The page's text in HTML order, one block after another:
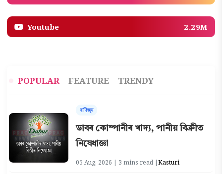
Youtube 2.29M
POPULAR FEATURE TRENDY
বাণিজ্য
ডাবৰ কোম্পানীৰ খাদ্য, পানীয় বিক্ৰীত
নিষেধাজ্ঞা
05 Aug, 2026 | 3 mins read |Kasturi